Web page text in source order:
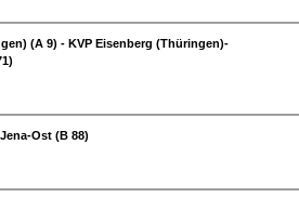
(A 9) - KVP Eisenberg (Thüringen)-
Ost (B 88)